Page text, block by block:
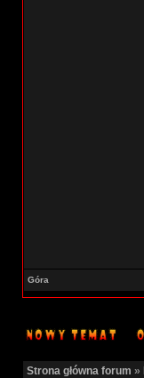
Góra
Strona główna forum »